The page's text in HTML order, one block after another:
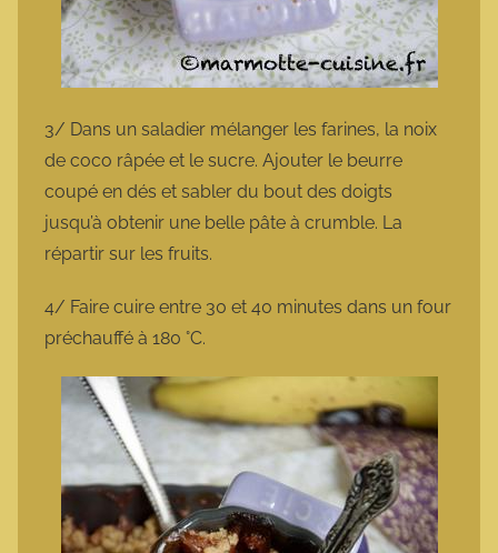
3/ Dans un saladier mélanger les farines, la noix
de coco râpée et le sucre. Ajouter le beurre
coupé en dés et sabler du bout des doigts
jusqu’à obtenir une belle pâte à crumble. La
répartir sur les fruits.
4/ Faire cuire entre 30 et 40 minutes dans un four
préchauffé à 180 °C.